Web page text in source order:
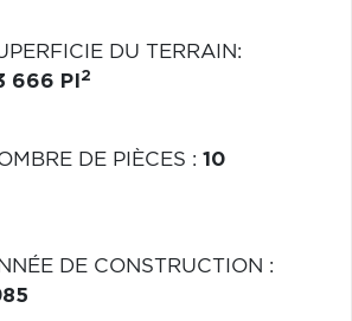
vie au bord de l'eau.
DU TERRAIN:
666 PI 2
DE PIÈCES : 10
DE CONSTRUCTION :